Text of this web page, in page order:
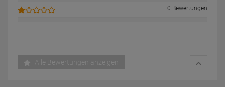
0 Bewertungen
Alle Bewertungen anzeigen